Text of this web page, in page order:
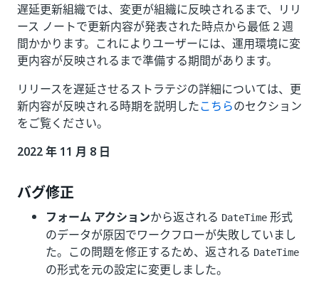
遅延更新組織では、変更が組織に反映されるまで、リリ
ース ノートで更新内容が発表された時点から最低 2 週
間かかります。これによりユーザーには、運用環境に変
更内容が反映されるまで準備する期間があります。
リリースを遅延させるストラテジの詳細については、更
新内容が反映される時期を説明したこちらのセクション
をご覧ください。
2022 年 11 月 8 日
バグ修正
フォーム アクションから返される DateTime 形式
のデータが原因でワークフローが失敗していまし
た。この問題を修正するため、返される DateTime
の形式を元の設定に変更しました。